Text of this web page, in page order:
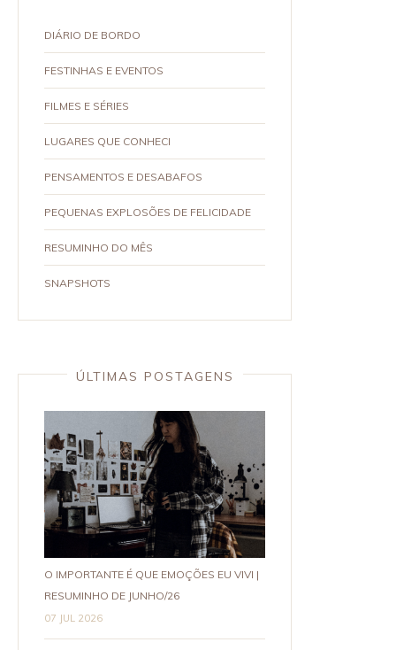
DIÁRIO DE BORDO
FESTINHAS E EVENTOS
FILMES E SÉRIES
LUGARES QUE CONHECI
PENSAMENTOS E DESABAFOS
PEQUENAS EXPLOSÕES DE FELICIDADE
RESUMINHO DO MÊS
SNAPSHOTS
ÚLTIMAS POSTAGENS
O IMPORTANTE É QUE EMOÇÕES EU VIVI |
RESUMINHO DE JUNHO/26
07 JUL 2026